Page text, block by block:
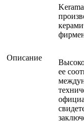
Описание
ее